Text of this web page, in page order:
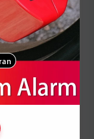
wajib
dan cek fisik
ini: